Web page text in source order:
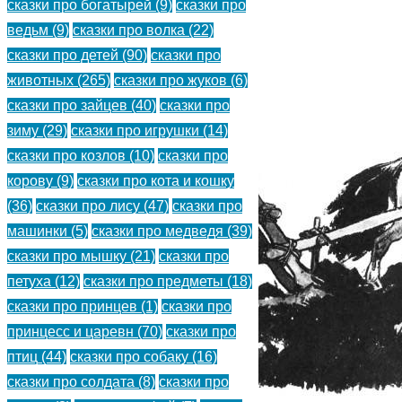
богатыря.
()
сказки про богатырей (9) сказки про
ведьм (9) сказки про волка (22)
сказки про детей (90) сказки про
животных (265) сказки про жуков (6)
сказки про зайцев (40) сказки про
зиму (29) сказки про игрушки (14)
сказки про козлов (10) сказки про
корову (9) сказки про кота и кошку
(36) сказки про лису (47) сказки про
машинки (5) сказки про медведя (39)
сказки про мышку (21) сказки про
петуха (12) сказки про предметы (18)
сказки про принцев (1) сказки про
принцесс и царевн (70) сказки про
птиц (44) сказки про собаку (16)
сказки про солдата (8) сказки про